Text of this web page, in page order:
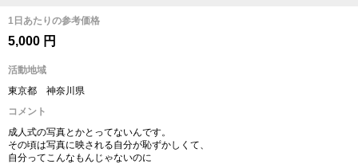
1日あたりの参考価格
5,000 円
活動地域
東京都 神奈川県
コメント
成人式の写真とかとってないんです。
その頃は写真に映される自分が恥ずかしくて、
自分ってこんなもんじゃないのに